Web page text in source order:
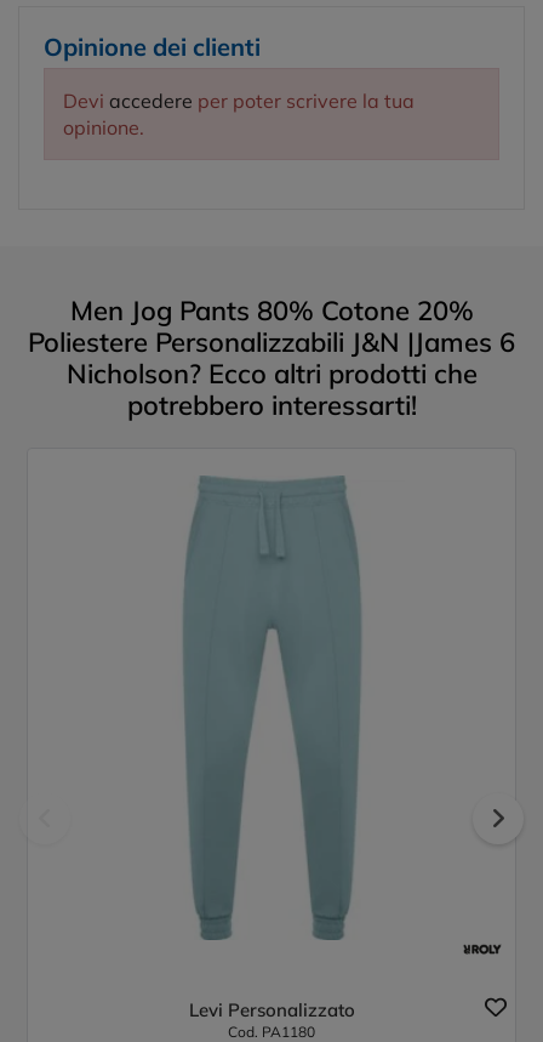
Opinione dei clienti
Devi accedere per poter scrivere la tua
opinione.
Men Jog Pants 80% Cotone 20%
Poliestere Personalizzabili J&N |James 6
Nicholson? Ecco altri prodotti che
potrebbero interessarti!
Levi Personalizzato
Cod. PA1180